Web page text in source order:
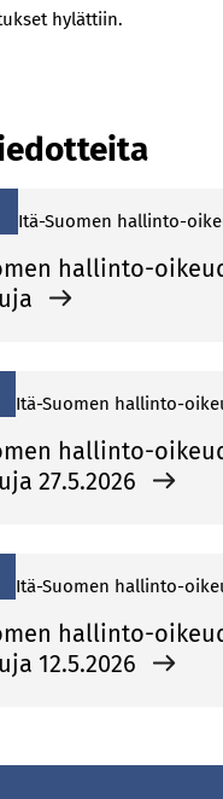
hylättiin.
Itä-Suomen hallinto-
hallinto-
Itä-Suomen hallinto-
hallinto-
27.5.2026
Itä-Suomen hallinto-
hallinto-
12.5.2026